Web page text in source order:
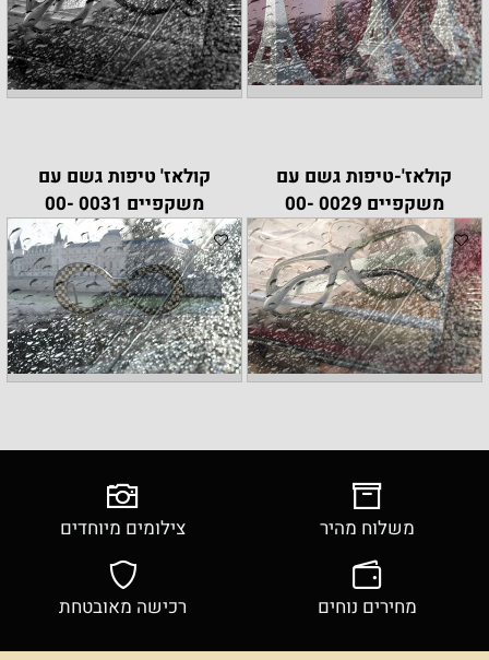
קולאז'-טיפות גשם עם
משקפיים 0029 -00
קולאז' טיפות גשם עם
משקפיים 0031 -00
משלוח מהיר צילומים מיוחדים
מחירים נוחים רכישה מאובטחת